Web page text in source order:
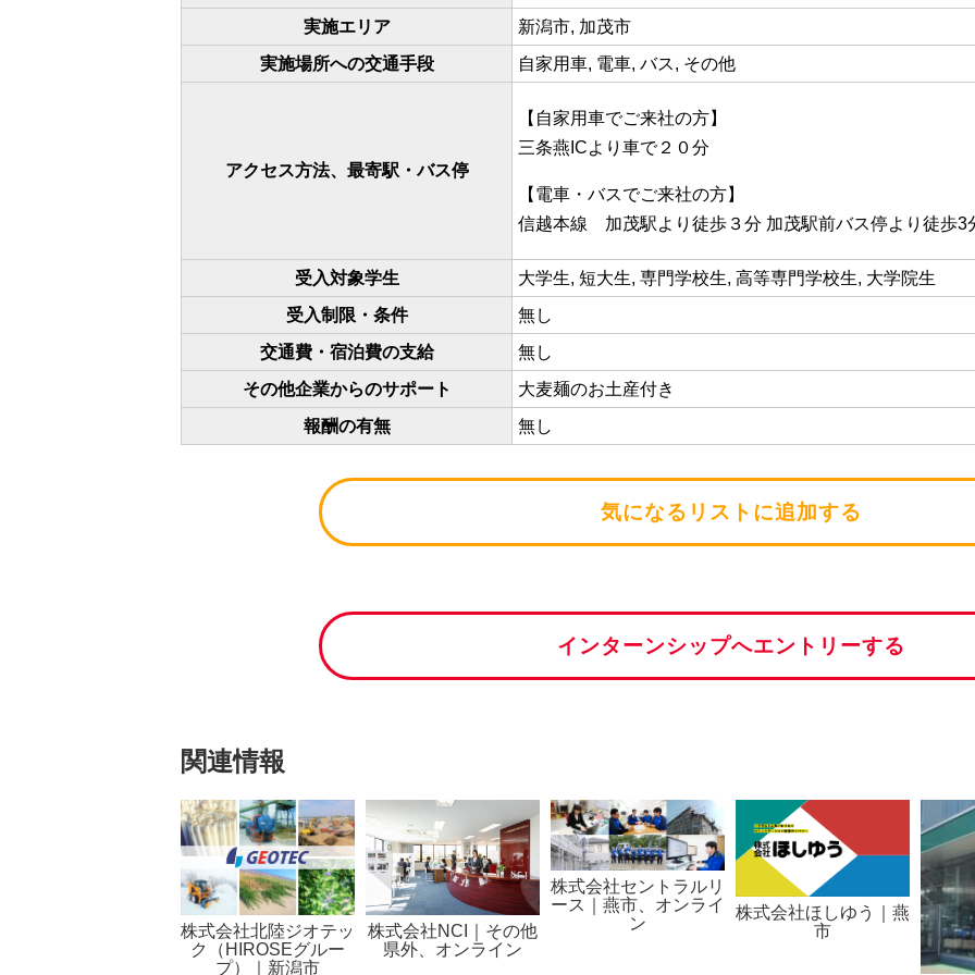
実施エリア
新潟市, 加茂市
実施場所への交通手段
自家用車, 電車, バス, その他
アクセス方法、最寄駅・バス停
【自家用車でご来社の方】
三条燕ICより車で２０分
【電車・バスでご来社の方】
信越本線 加茂駅より徒歩３分 加茂駅前バス停より徒歩3
受入対象学生
大学生, 短大生, 専門学校生, 高等専門学校生, 大学院生
受入制限・条件
無し
交通費・宿泊費の支給
無し
その他企業からのサポート
大麦麺のお土産付き
報酬の有無
無し
気になるリストに追加する
インターンシップへエントリーする
関連情報
株式会社北陸ジオテッ
ク（HIROSEグルー
プ）｜新潟市
株式会社NCI｜その他
県外、オンライン
株式会社セントラルリ
ース｜燕市、オンライ
ン
株式会社ほしゆう｜燕
市